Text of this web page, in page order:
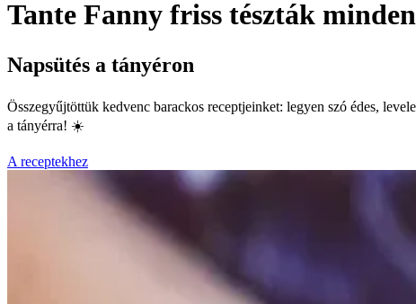
Tante Fanny friss tészták
Napsütés a tányéron
Összegyűjtöttük kedvenc barackos receptjeinket: legyen szó édes,
a tányérra! ☀️
A receptekhez